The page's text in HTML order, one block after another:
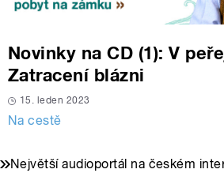
Novinky na CD (1): V
Zatracení blázni
15. leden 2023
Na cestě
Největší audioportál na českém